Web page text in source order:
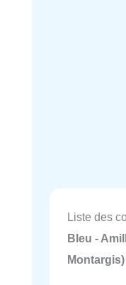
Liste des
Bleu -
Montargis)